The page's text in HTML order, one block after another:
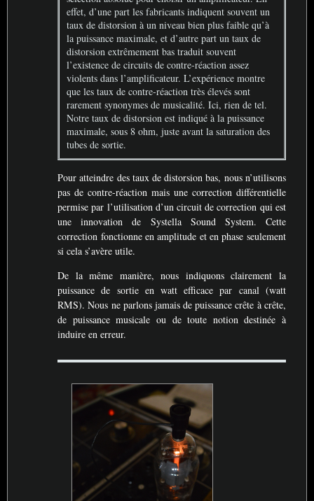
effet, d’une part les fabricants indiquent souvent un
taux de distorsion à un niveau bien plus faible qu’à
la puissance maximale, et d’autre part un taux de
distorsion extrêmement bas traduit souvent
l’existence de circuits de contre-réaction assez
violents dans l’amplificateur. L’expérience montre
que les taux de contre-réaction très élevés sont
rarement synonymes de musicalité. Ici, rien de tel.
Notre taux de distorsion est indiqué à la puissance
maximale, sous 8 ohm, juste avant la saturation des
tubes de sortie.
Pour atteindre des taux de distorsion bas, nous n’utilisons
pas de contre-réaction mais une correction différentielle
permise par l’utilisation d’un circuit de correction qui est
une innovation de Systella Sound System. Cette
correction fonctionne en amplitude et en phase seulement
si cela s’avère utile.
De la même manière, nous indiquons clairement la
puissance de sortie en watt efficace par canal (watt
RMS). Nous ne parlons jamais de puissance crête à crête,
de puissance musicale ou de toute notion destinée à
induire en erreur.